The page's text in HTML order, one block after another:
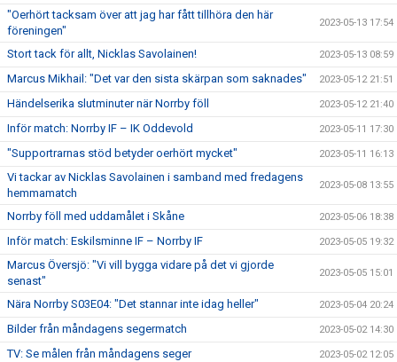
"Oerhört tacksam över att jag har fått tillhöra den här
föreningen"
2023-05-13 17:54
Stort tack för allt, Nicklas Savolainen! 2023-05-13 08:59
Marcus Mikhail: "Det var den sista skärpan som saknades" 2023-05-12 21:51
Händelserika slutminuter när Norrby föll 2023-05-12 21:40
Inför match: Norrby IF – IK Oddevold 2023-05-11 17:30
"Supportrarnas stöd betyder oerhört mycket" 2023-05-11 16:13
Vi tackar av Nicklas Savolainen i samband med fredagens
hemmamatch
2023-05-08 13:55
Norrby föll med uddamålet i Skåne 2023-05-06 18:38
Inför match: Eskilsminne IF – Norrby IF 2023-05-05 19:32
Marcus Översjö: "Vi vill bygga vidare på det vi gjorde
senast"
2023-05-05 15:01
Nära Norrby S03E04: "Det stannar inte idag heller" 2023-05-04 20:24
Bilder från måndagens segermatch 2023-05-02 14:30
TV: Se målen från måndagens seger 2023-05-02 12:05